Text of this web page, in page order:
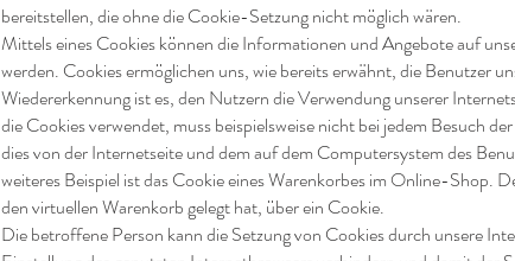
bereitstellen, die ohne die Cookie-Setzung nicht möglich wären.
Mittels eines Cookies können die Informationen und Angebote auf
werden. Cookies ermöglichen uns, wie bereits erwähnt, die Benutzer
Wiedererkennung ist es, den Nutzern die Verwendung unserer
die Cookies verwendet, muss beispielsweise nicht bei jedem Besuch
dies von der Internetseite und dem auf dem Computersystem des
weiteres Beispiel ist das Cookie eines Warenkorbes im Online-Shop.
den virtuellen Warenkorb gelegt hat, über ein Cookie.
Die betroffene Person kann die Setzung von Cookies durch unsere